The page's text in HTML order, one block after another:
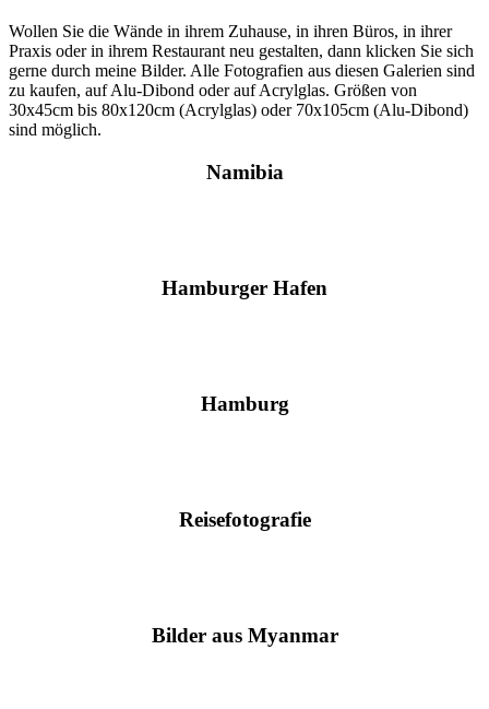
Wollen Sie die Wände in ihrem Zuhause, in ihren Büros, in ihrer
Praxis oder in ihrem Restaurant neu gestalten, dann klicken Sie sich
gerne durch meine Bilder. Alle Fotografien aus diesen Galerien sind
zu kaufen, auf Alu-Dibond oder auf Acrylglas. Größen von
30x45cm bis 80x120cm (Acrylglas) oder 70x105cm (Alu-Dibond)
sind möglich.
Namibia
Hamburger Hafen
Hamburg
Reisefotografie
Bilder aus Myanmar